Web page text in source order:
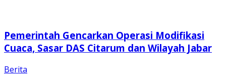
Pemerintah Gencarkan Operasi Modifikasi
Cuaca, Sasar DAS Citarum dan Wilayah Jabar
Berita